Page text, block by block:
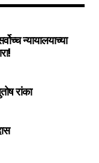
न्यायालयाच्या
रांका